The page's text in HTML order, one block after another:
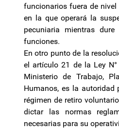
funcionarios fuera de nivel
en la que operará la
pecuniaria mientras
funciones.
En otro punto de la
el artículo 21 de la Ley N°
Ministerio de Trabajo,
Humanos, es la autoridad
régimen de retiro
dictar las normas
necesarias para su